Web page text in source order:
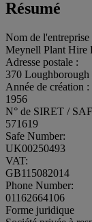
Résumé
Nom de l'entreprise
Meynell Plant Hire
Adresse postale :
370
Année de création :
1956
N° de SIRET /
571619
Safe Number:
UK00250493
VAT:
GB115082014
Phone Number:
01162664106
Forme juridique